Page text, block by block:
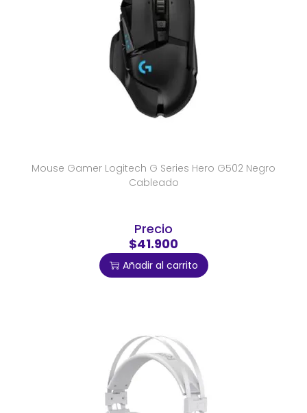
Mouse Gamer Logitech G Series Hero G502 Negro
Cableado
Precio
$41.900
Añadir al carrito